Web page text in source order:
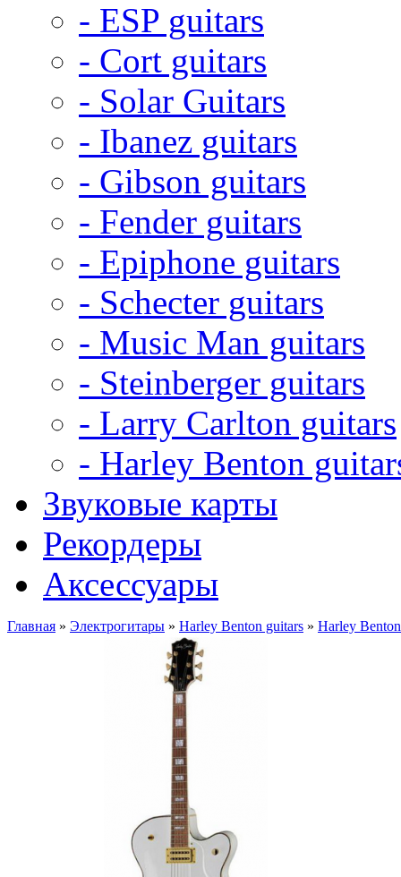
- ESP guitars
- Cort guitars
- Solar Guitars
- Ibanez guitars
- Gibson guitars
- Fender guitars
- Epiphone guitars
- Schecter guitars
- Music Man guitars
- Steinberger guitars
- Larry Carlton guitars
- Harley Benton
Звуковые карты
Рекордеры
Аксессуары
Главная » Электрогитары » Harley Benton guitars » Harley